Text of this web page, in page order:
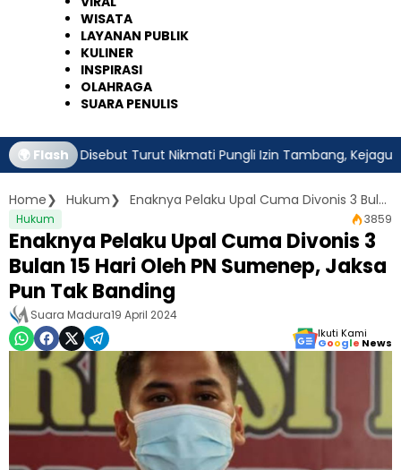
WISATA
LAYANAN PUBLIK
KULINER
INSPIRASI
OLAHRAGA
SUARA PENULIS
🌍 Flash
Disebut Turut Nikmati Pungli Izin Tambang, Kejagung Harus
Home Hukum Enaknya Pelaku Upal Cuma Divonis 3 Bulan 15 Hari Oleh PN Sumenep, Jaksa Pun Tak Banding
Hukum 3859
Enaknya Pelaku Upal Cuma Divonis 3
Bulan 15 Hari Oleh PN Sumenep, Jaksa
Pun Tak Banding
Suara Madura19 April 2024
Ikuti Kami
Google News